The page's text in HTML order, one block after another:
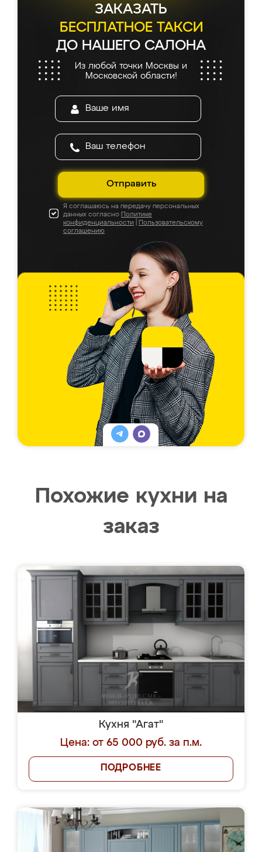
ЗАКАЗАТЬ
БЕСПЛАТНОЕ ТАКСИ
ДО НАШЕГО САЛОНА
Из любой точки Москвы и
Московской области!
Отправить
Я соглашаюсь на передачу персональных
данных согласно Политике
конфиденциальности
Пользовательскому
соглашению
Похожие кухни на
заказ
Кухня "Агат"
Цена: от 65 000 руб. за п.м.
ПОДРОБНЕЕ